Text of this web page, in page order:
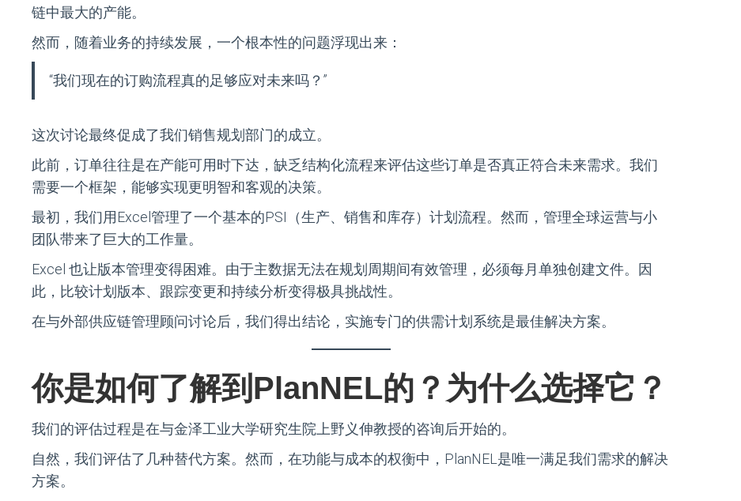
链中最大的产能。
然而，随着业务的持续发展，一个根本性的问题浮现出来：
“我们现在的订购流程真的足够应对未来吗？”
这次讨论最终促成了我们销售规划部门的成立。
此前，订单往往是在产能可用时下达，缺乏结构化流程来评估这些订单是否真正符合未来需求。我们
需要一个框架，能够实现更明智和客观的决策。
最初，我们用Excel管理了一个基本的PSI（生产、销售和库存）计划流程。然而，管理全球运营与小
团队带来了巨大的工作量。
Excel 也让版本管理变得困难。由于主数据无法在规划周期间有效管理，必须每月单独创建文件。因
此，比较计划版本、跟踪变更和持续分析变得极具挑战性。
在与外部供应链管理顾问讨论后，我们得出结论，实施专门的供需计划系统是最佳解决方案。
你是如何了解到PlanNEL的？为什么选择它？
我们的评估过程是在与金泽工业大学研究生院上野义伸教授的咨询后开始的。
自然，我们评估了几种替代方案。然而，在功能与成本的权衡中，PlanNEL是唯一满足我们需求的解决
方案。